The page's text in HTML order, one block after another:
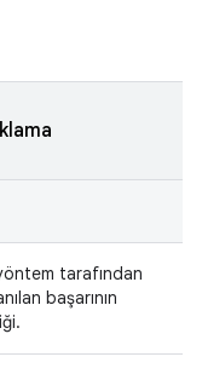
tarafından
başarının